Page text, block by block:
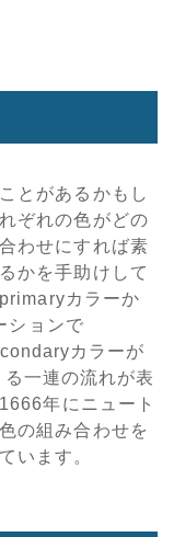
とがあるかもし
ぞれの色がどの
わせにすれば素
かを手助けして
カラーか
ションで
カラーが
一連の流れが表
年にニュート
の組み合わせを
います。